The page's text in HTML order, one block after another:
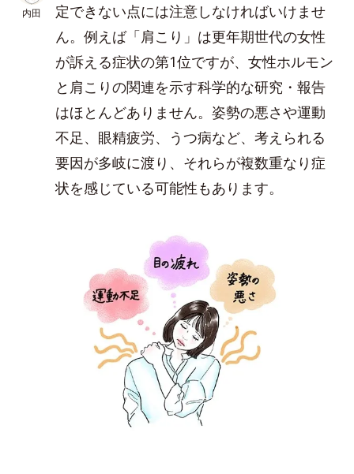
内田
定できない点には注意しなければいけませ
ん。例えば「肩こり」は更年期世代の女性
が訴える症状の第1位ですが、女性ホルモン
と肩こりの関連を示す科学的な研究・報告
はほとんどありません。姿勢の悪さや運動
不足、眼精疲労、うつ病など、考えられる
要因が多岐に渡り、それらが複数重なり症
状を感じている可能性もあります。